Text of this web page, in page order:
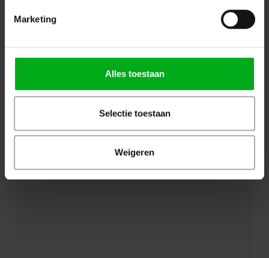
Marketing
Alles toestaan
Selectie toestaan
Weigeren
HOFKON | 290-1 HD | Hoekstuk | C36H
Levertijd op aanvraag
Login voor prijzen